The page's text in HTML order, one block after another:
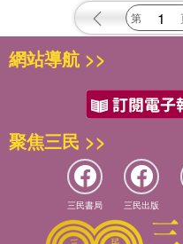
網站導航 >>
聚焦三民 >>
三民書局 三民出版